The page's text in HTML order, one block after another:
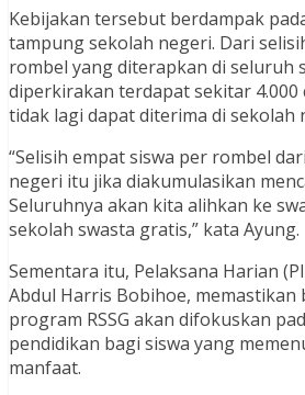
Kebijakan tersebut berdampak
tampung sekolah negeri. Dari
rombel yang diterapkan di seluruh
diperkirakan terdapat sekitar 4.000
tidak lagi dapat diterima di sekolah
“Selisih empat siswa per rombel
negeri itu jika diakumulasikan
Seluruhnya akan kita alihkan ke
sekolah swasta gratis,” kata Ayung.
Sementara itu, Pelaksana Harian
Abdul Harris Bobihoe, memastikan
program RSSG akan difokuskan
pendidikan bagi siswa yang
manfaat.